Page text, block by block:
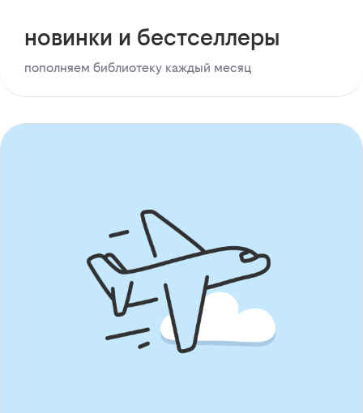
новинки и бестселлеры
пополняем библиотеку каждый месяц